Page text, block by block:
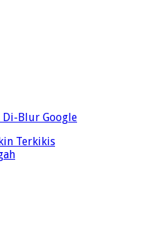
Di-Blur Google
Terkikis